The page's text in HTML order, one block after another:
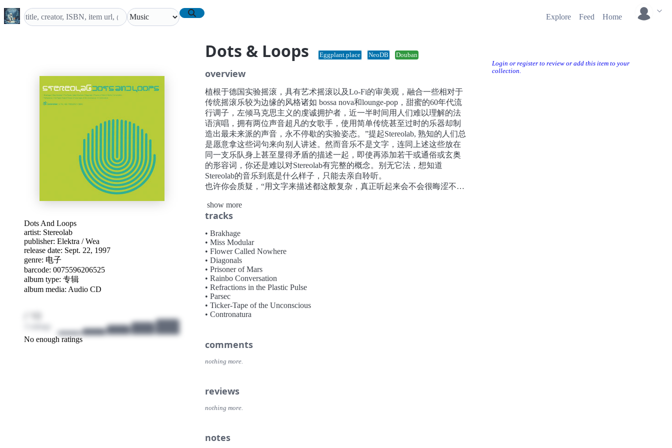
Explore Feed Home
Dots & Loops Eggplant.place NeoDB
Douban
Login or register to review or add this item to your
collection.
Dots And Loops
artist: Stereolab
publisher: Elektra / Wea
release date: Sept. 22, 1997
genre: 电子
barcode: 0075596206525
album type: 专辑
album media: Audio CD
/ 10
No enough ratings
overview
植根于德国实验摇滚，具有艺术摇滚以及Lo-Fi的审美观，融合一些相对于
传统摇滚乐较为边缘的风格诸如 bossa nova和lounge-pop，甜蜜的60年代流
行调子，左倾马克思主义的虔诚拥护者，近一半时间用人们难以理解的法
语演唱，拥有两位声音超凡的女歌手，使用简单传统甚至过时的乐器却制
造出最未来派的声音，永不停歇的实验姿态。”提起Stereolab, 熟知的人们总
是愿意拿这些词句来向别人讲述。然而音乐不是文字，连同上述这些放在
同一支乐队身上甚至显得矛盾的描述一起，即使再添加若干或通俗或玄奥
的形容词，你还是难以对Stereolab有完整的概念。别无它法，想知道
Stereolab的音乐到底是什么样子，只能去亲自聆听。
也许你会质疑，“用文字来描述都这般复杂，真正听起来会不会很晦涩不好
举目回望，来自英国伦敦的Stereolab已经跨越了自己独立音乐生涯的十年，
经过多年的发展和坚持不懈的实验探索，Stereolab颠覆了流行音乐的概念并
Rock的后起之秀，和芝加哥实验团体Tortoise以及The Sea and Cake等构成了
后摇滚王国里一道最绚丽的风景。
然而，这一切傲人的成绩都因为2002年末一条来自Stereolab官方网站的消息
而显得黯然失色。"It is with great regret and deep sadness that we announce the
death of Mary Hansen"（怀着极大的遗憾和深切的悲痛，我们宣布并哀悼玛
丽·韩森的死）。这条新闻震惊了所有关注他们的乐迷，就连乐队成员自己
一时间也难以接受这样一个突如其来的残酷事实——12月9日，骑着脚踏车
的Mary在伦敦街头发生交通事故，被一辆卡车夺去了年仅36岁的生命。
塞克斯郡一支死硬的激进主义乐队Wolfhounds，Mary结识了同样具有“左翼
乐队。而McCarthy算得上是Stereolab的半个前身，后来的Tim
在McCarthy解散之后，这对情侣于1991年着手组建了Stereolab。
经过和Gane及Sadier的几次接触后，Mary于1992年正式加入乐队。作为
Stereolab的第二歌手和吉他手，从单曲Lo Fi开始，她参与录制了包括倍受
片，和Sadier, Gane, 以及鼓手Andy Ramsay一起成为乐队的核心成员。另
show more
tracks
• Brakhage
• Miss Modular
• Flower Called Nowhere
• Diagonals
• Prisoner of Mars
• Rainbo Conversation
• Refractions in the Plastic Pulse
• Parsec
• Ticker-Tape of the Unconscious
• Contronatura
comments
nothing more.
reviews
nothing more.
notes